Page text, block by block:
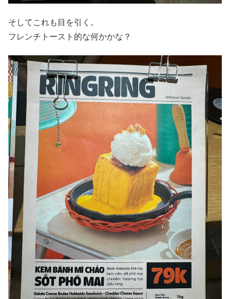
そしてこれも目を引く。
フレンチトースト的な何かかな？